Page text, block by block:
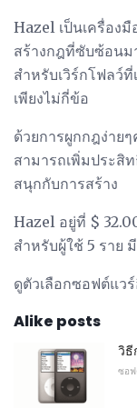
Hazel เป็นเครื่อง
สร้างกฎที่ซับซ้อนม
สำหรับเวิร์กโฟลว์
เพียงไม่กี่ข้อ
ด้วยการผูกกฎง่าย
สามารถเพิ่มประสิ
สนุกกับการสร้าง
Hazel อยู่ที่ $
สำหรับผู้ใช้ 5 ราย
ดูตัวเลือกซอฟต์แว
Alike posts
วิธี
ซอฟ